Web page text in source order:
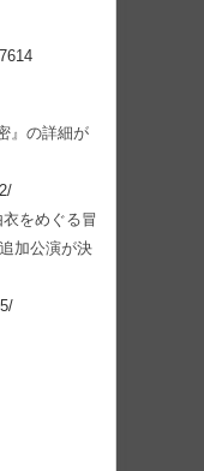
』の詳細が
をめぐる冒
加公演が決